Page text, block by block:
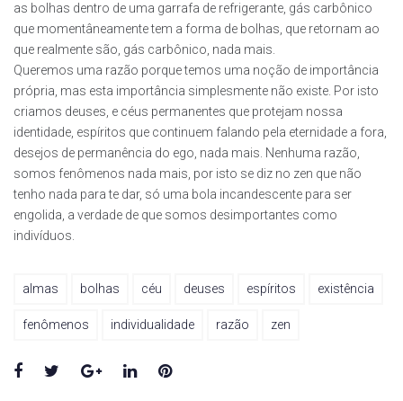
as bolhas dentro de uma garrafa de refrigerante, gás carbônico
que momentâneamente tem a forma de bolhas, que retornam ao
que realmente são, gás carbônico, nada mais.
Queremos uma razão porque temos uma noção de importância
própria, mas esta importância simplesmente não existe. Por isto
criamos deuses, e céus permanentes que protejam nossa
identidade, espíritos que continuem falando pela eternidade a fora,
desejos de permanência do ego, nada mais. Nenhuma razão,
somos fenômenos nada mais, por isto se diz no zen que não
tenho nada para te dar, só uma bola incandescente para ser
engolida, a verdade de que somos desimportantes como
indivíduos.
almas bolhas céu deuses espíritos existência
fenômenos individualidade razão zen
Facebook
TwitterGoogle+LinkedInPinterest